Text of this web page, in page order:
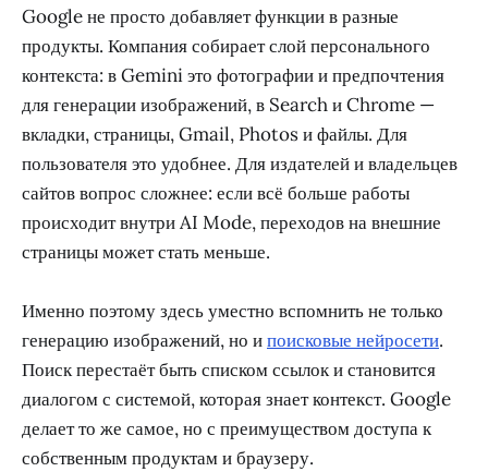
Google не просто добавляет функции в разные
продукты. Компания собирает слой персонального
контекста: в Gemini это фотографии и предпочтения
для генерации изображений, в Search и Chrome —
вкладки, страницы, Gmail, Photos и файлы. Для
пользователя это удобнее. Для издателей и владельцев
сайтов вопрос сложнее: если всё больше работы
происходит внутри AI Mode, переходов на внешние
страницы может стать меньше.
Именно поэтому здесь уместно вспомнить не только
генерацию изображений, но ипоисковые нейросети.
Поиск перестаёт быть списком ссылок и становится
диалогом с системой, которая знает контекст. Google
делает то же самое, но с преимуществом доступа к
собственным продуктам и браузеру.